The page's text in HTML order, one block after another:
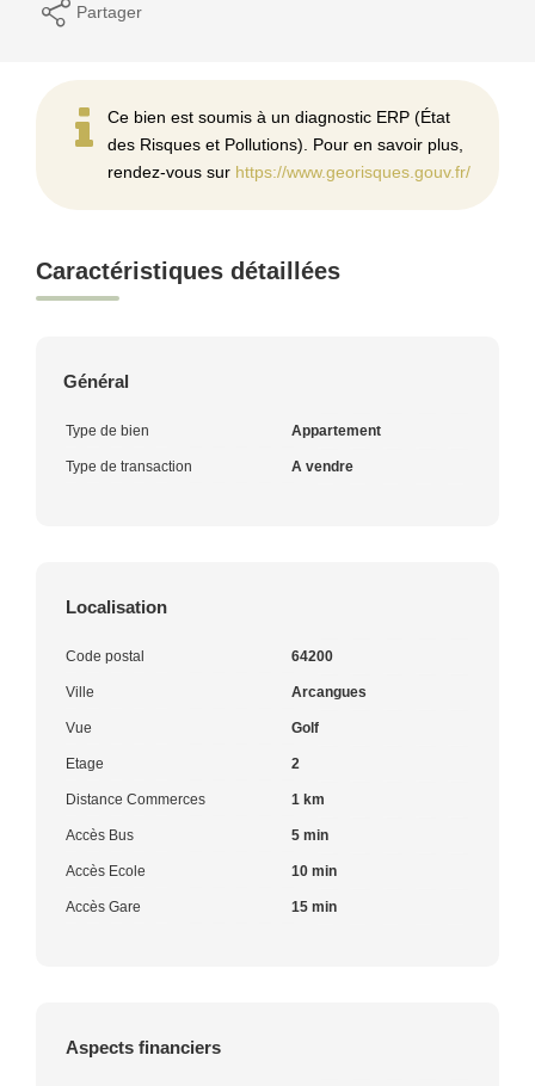
Partager
Ce bien est soumis à un diagnostic ERP (État
des Risques et Pollutions). Pour en savoir plus,
rendez-vous sur https://www.georisques.gouv.fr/
Caractéristiques détaillées
Général
Type de bien Appartement
Type de transaction A vendre
Localisation
Code postal 64200
Ville Arcangues
Vue Golf
Etage 2
Distance Commerces 1 km
Accès Bus 5 min
Accès Ecole 10 min
Accès Gare 15 min
Aspects financiers